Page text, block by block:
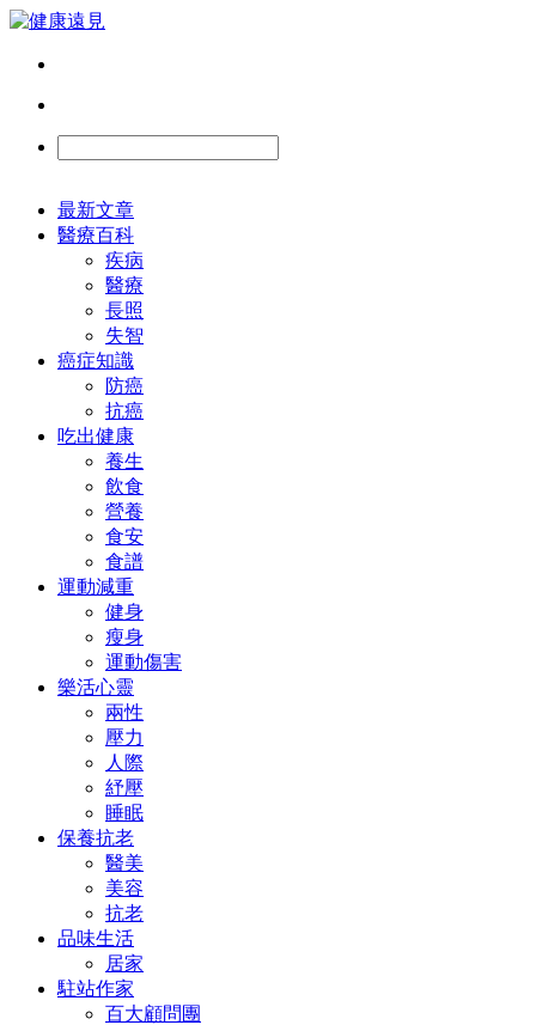
最新文章
醫療百科
疾病
醫療
長照
失智
癌症知識
防癌
抗癌
吃出健康
養生
飲食
營養
食安
食譜
運動減重
健身
瘦身
運動傷害
樂活心靈
兩性
壓力
人際
紓壓
睡眠
保養抗老
醫美
美容
抗老
品味生活
居家
駐站作家
百大顧問團